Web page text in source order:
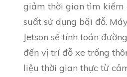
giảm thời gian tìm kiếm
suất sử dụng bãi đỗ.
Jetson sẽ tính toán
đến vị trí đỗ xe trống
liệu thời gian thực từ